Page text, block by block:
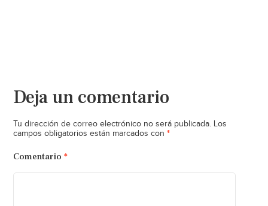
Deja un comentario
Tu dirección de correo electrónico no será publicada. Los
campos obligatorios están marcados con *
Comentario *